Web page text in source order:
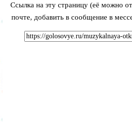
Ссылка на эту страницу (её можно
почте, добавить в сообщение в